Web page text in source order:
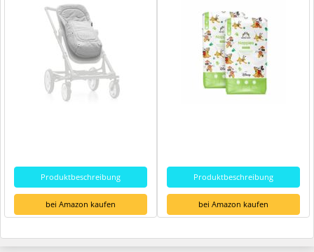
Produktbeschreibung
bei Amazon kaufen
Produktbeschreibung
bei Amazon kaufen